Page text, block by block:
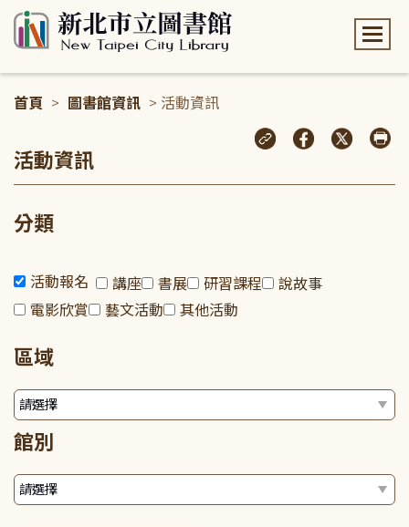
首頁 > 圖書館資訊 > 活動資訊
活動資訊
分類
活動報名 講座 書展 研習課程
說故事
電影欣賞
藝文活動 其他活動
區域
館別